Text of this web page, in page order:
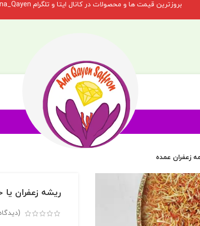
بروزترین قیمت ها و محصولات در کانال ایتا و تلگرام Ana_Qayen@
زعفران عمده
ریشه زعفران یا